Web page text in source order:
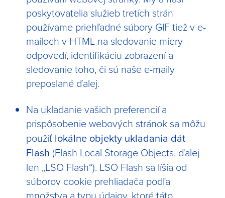
poskytovatelia služieb tretích strán
používame priehľadné súbory GIF tiež v e-
mailoch v HTML na sledovanie miery
odpovedí, identifikáciu zobrazení a
sledovanie toho, či sú naše e-maily
preposlané ďalej.
Na ukladanie vašich preferencií a
prispôsobenie webových stránok sa môžu
použiť lokálne objekty ukladania dát
Flash (Flash Local Storage Objects, ďalej
len „LSO Flash“). LSO Flash sa líšia od
súborov cookie prehliadača podľa
množstva a typu údajov, ktoré táto